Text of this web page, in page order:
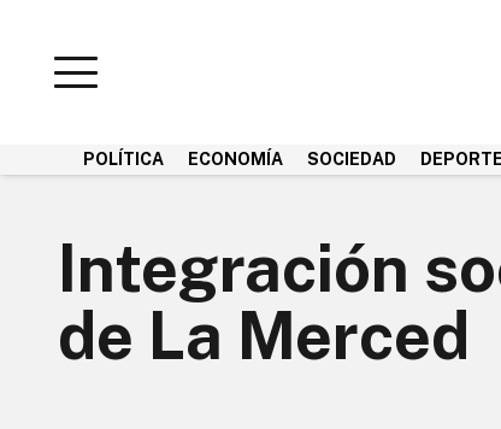
POLÍTICA ECONOMÍA SOCIEDAD
Integración
de La Merced